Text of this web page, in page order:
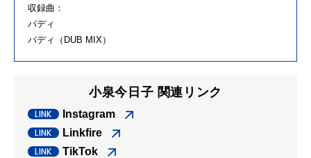
収録曲：
バディ
バディ（DUB MIX）
小泉今日子 関連リンク
Instagram
Linkfire
TikTok